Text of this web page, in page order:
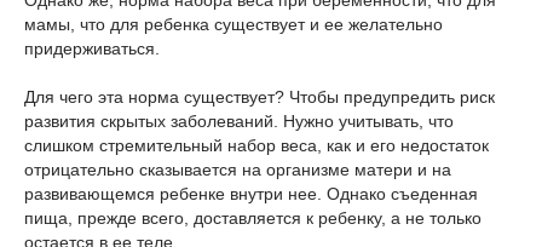
мамы, что для ребенка существует и ее желательно
придерживаться.
Для чего эта норма существует? Чтобы предупредить риск
развития скрытых заболеваний. Нужно учитывать, что
слишком стремительный набор веса, как и его недостаток
отрицательно сказывается на организме матери и на
развивающемся ребенке внутри нее. Однако съеденная
пища, прежде всего, доставляется к ребенку, а не только
остается в ее теле.